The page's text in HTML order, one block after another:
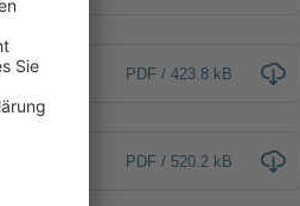
PDF / 423.8 kB
PDF / 520.2 kB